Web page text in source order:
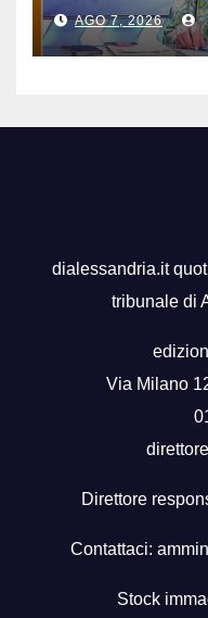
AGO 7, 2026
dialessandria.it
tribunale di
Via Milano
Direttore
Contattaci:
Stock